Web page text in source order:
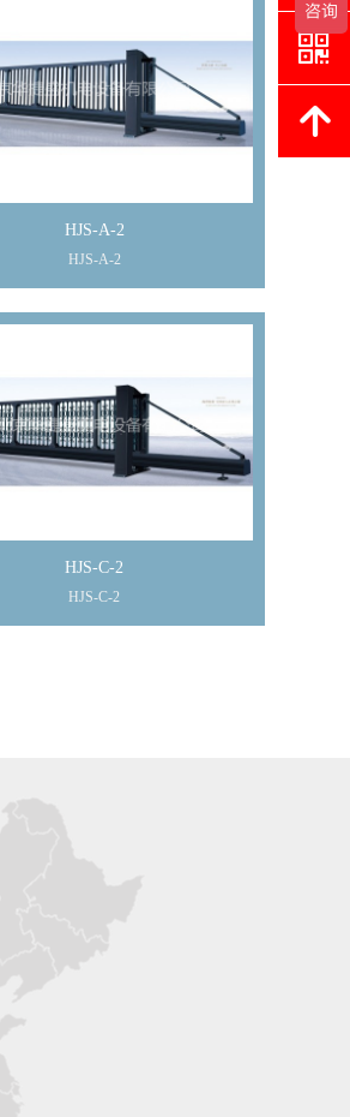
HJS-A-2
HJS-A-2
HJS-C-2
HJS-C-2
낃
녕